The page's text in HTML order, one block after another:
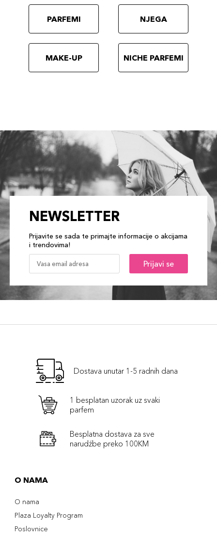
PARFEMI NJEGA
MAKE-UP NICHE PARFEMI
NEWSLETTER
Prijavite se sada te primajte informacije o akcijama
i trendovima!
Prijavi se
Dostava unutar 1-5 radnih dana
1 besplatan uzorak uz svaki
parfem
Besplatna dostava za sve
narudźbe preko 100KM
O NAMA
O nama
Plaza Loyalty Program
Poslovnice